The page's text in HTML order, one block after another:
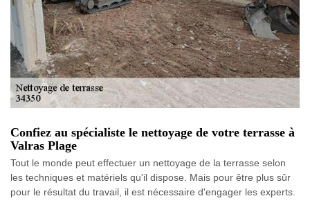
Confiez au spécialiste le nettoyage de votre terrasse à
Valras Plage
Tout le monde peut effectuer un nettoyage de la terrasse selon
les techniques et matériels qu'il dispose. Mais pour être plus sûr
pour le résultat du travail, il est nécessaire d'engager les experts.